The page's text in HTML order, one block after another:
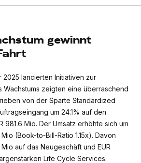
gewinnt
2025 lancierten Initiativen zur
Wachstums zeigten eine überraschend
von der Sparte Standardized
um 24.1% auf den
981.6 Mio. Der Umsatz erhöhte sich um
(Book-to-Bill-Ratio 1.15x). Davon
auf das Neugeschäft und EUR
Life Cycle Services.